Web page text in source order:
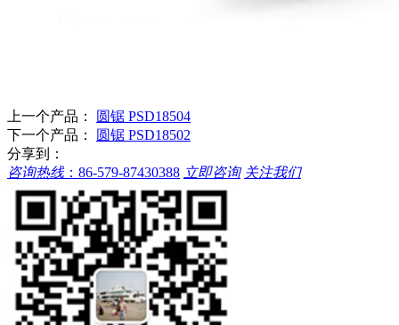
上一个产品：
圆锯 PSD18504
下一个产品：
圆锯 PSD18502
分享到：
咨询热线： 86-579-87430388 立即咨询 关注我们